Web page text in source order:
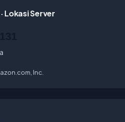
Lokasi Server
Inc.